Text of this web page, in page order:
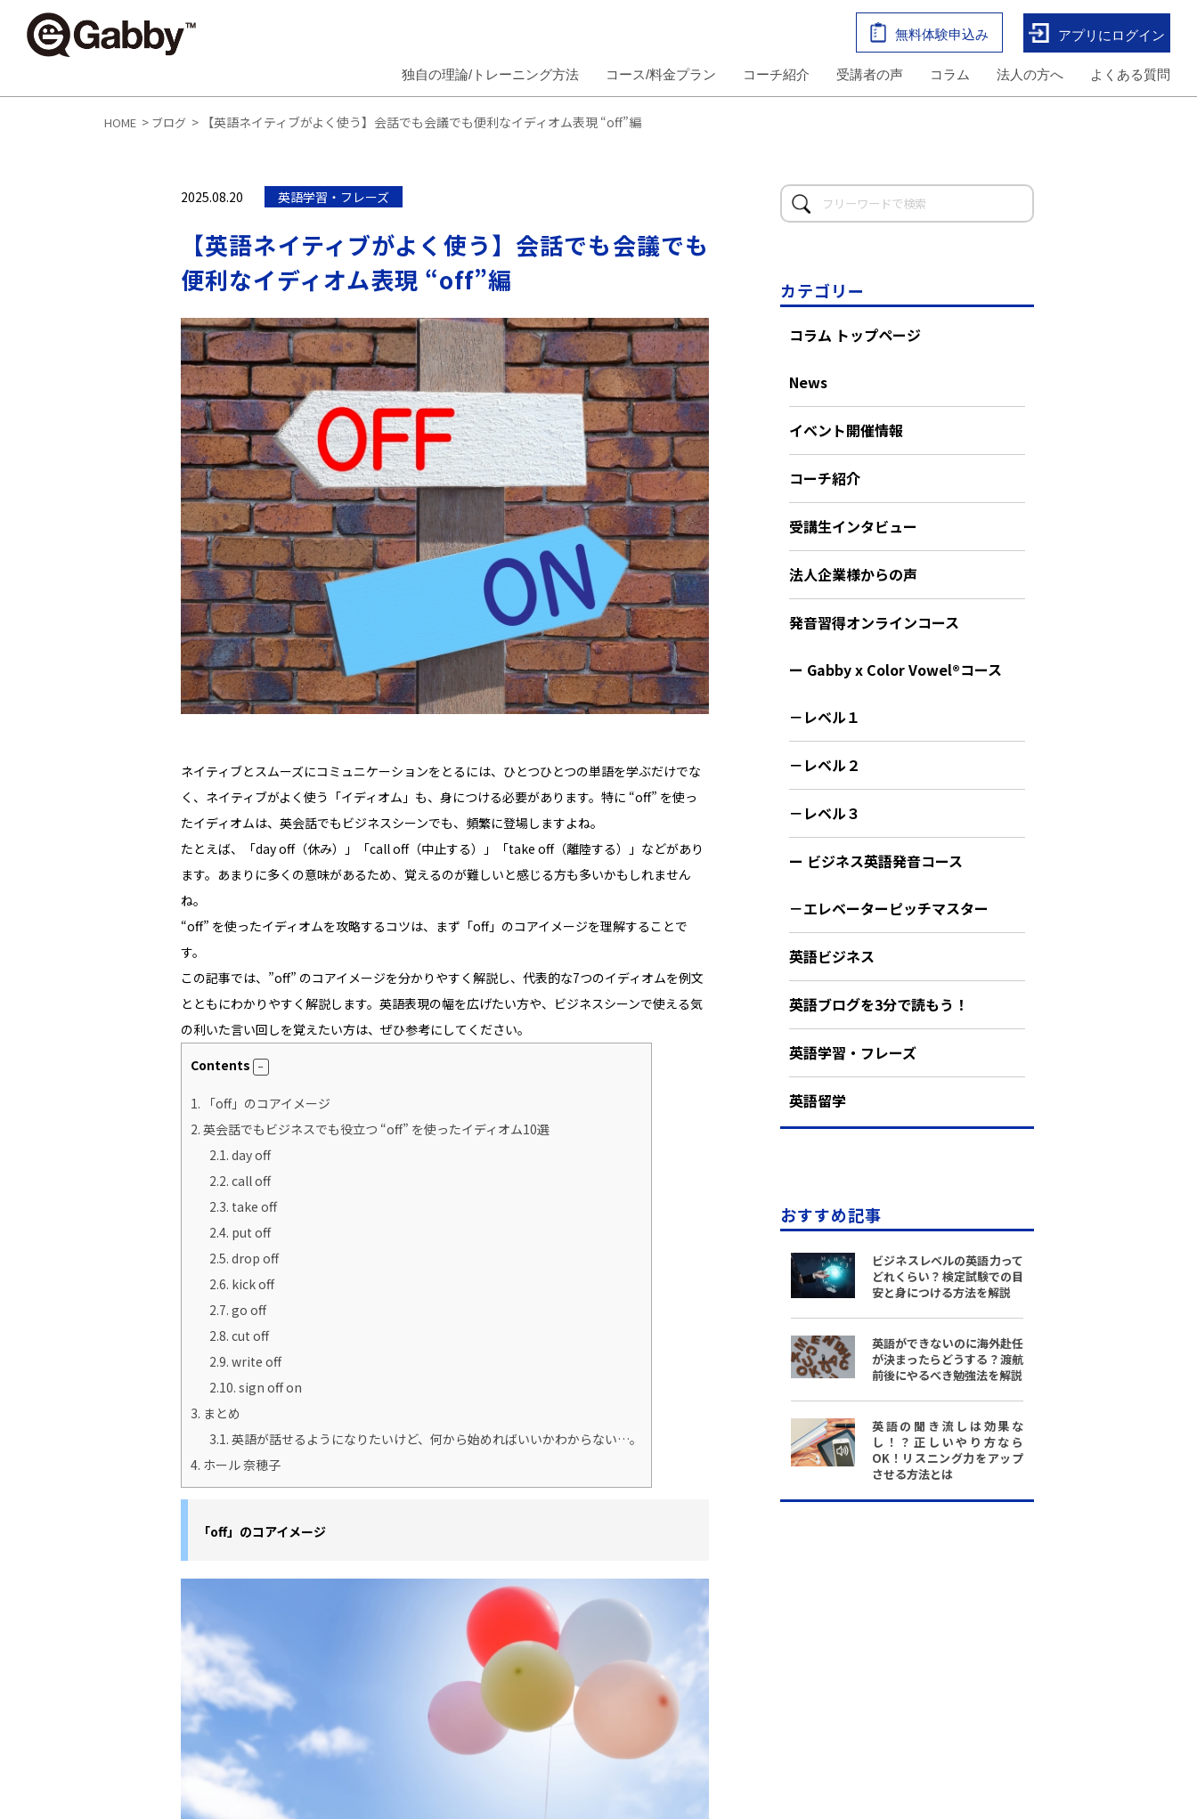
無料体験申込み アプリにログイン
独自の理論/トレーニング方法 コース/料金プラン コーチ紹介 受講者の声 コラム 法人の方へ よくある質問
HOME > ブログ > 【英語ネイティブがよく使う】会話でも会議でも便利なイディオム表現 “off”編
2025.08.20 英語学習・フレーズ
【英語ネイティブがよく使う】会話でも会議でも
便利なイディオム表現 “off”編
ネイティブとスムーズにコミュニケーションをとるには、ひとつひとつの単語を学ぶだけでな
く、ネイティブがよく使う「イディオム」も、身につける必要があります。特に “off” を使っ
たイディオムは、英会話でもビジネスシーンでも、頻繁に登場しますよね。
たとえば、「day off（休み）」「call off（中止する）」「take off（離陸する）」などがあり
ます。あまりに多くの意味があるため、覚えるのが難しいと感じる方も多いかもしれません
ね。
“off” を使ったイディオムを攻略するコツは、まず「off」のコアイメージを理解することで
す。
この記事では、”off” のコアイメージを分かりやすく解説し、代表的な7つのイディオムを例文
とともにわかりやすく解説します。英語表現の幅を広げたい方や、ビジネスシーンで使える気
の利いた言い回しを覚えたい方は、ぜひ参考にしてください。
Contents
1. 「off」のコアイメージ
2. 英会話でもビジネスでも役立つ “off” を使ったイディオム10選
2.1. day off
2.2. call off
2.3. take off
2.4. put off
2.5. drop off
2.6. kick off
2.7. go off
2.8. cut off
2.9. write off
2.10. sign off on
3. まとめ
3.1. 英語が話せるようになりたいけど、何から始めればいいかわからない…。
4. ホール 奈穂子
「off」のコアイメージ
カテゴリー
コラム トップページ
News
イベント開催情報
コーチ紹介
受講生インタビュー
法人企業様からの声
発音習得オンラインコース
ー Gabby x Color Vowel®︎コース
－レベル１
－レベル２
－レベル３
ー ビジネス英語発音コース
－エレベーターピッチマスター
英語ビジネス
英語ブログを3分で読もう！
英語学習・フレーズ
英語留学
おすすめ記事
ビジネスレベルの英語力って
どれくらい？検定試験での目
安と身につける方法を解説
英語ができないのに海外赴任
が決まったらどうする？渡航
前後にやるべき勉強法を解説
英語の聞き流しは効果な
し！？正しいやり方なら
OK！リスニング力をアップ
させる方法とは